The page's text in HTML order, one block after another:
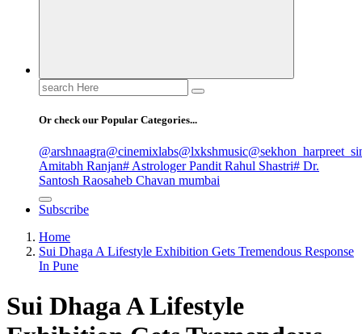
Search
for:
Or check our Popular Categories...
@arshnaagra@cinemixlabs@lxkshmusic
Amitabh Ranjan# Astrologer Pandit Rahul Shastri# Dr.
Santosh Raosaheb Chavan mumbai
Subscribe
Home
Sui Dhaga A Lifestyle Exhibition Gets Tremendous Response
In Pune
Sui Dhaga A Lifestyle